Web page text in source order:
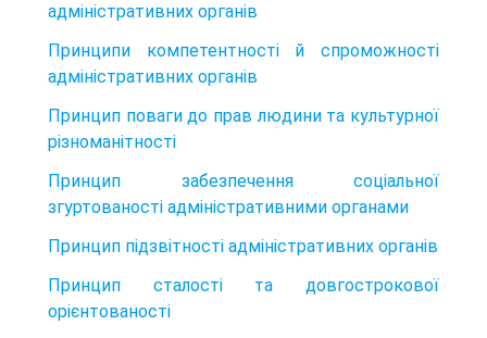
адміністративних органів
Принципи компетентності й спроможності
адміністративних органів
Принцип поваги до прав людини та культурної
різноманітності
Принцип забезпечення соціальної
згуртованості адміністративними органами
Принцип підзвітності адміністративних органів
Принцип сталості та довгострокової
орієнтованості